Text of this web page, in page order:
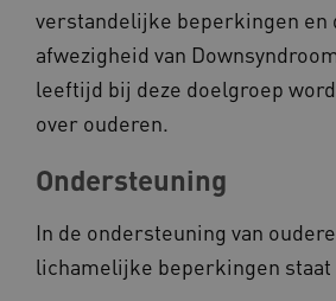
verstandelijke beperkingen en
afwezigheid van
leeftijd bij deze doelgroep
over ouderen.
Ondersteuning
In de ondersteuning van
lichamelijke beperkingen staat
__Secure-YNID
__Secure-
ROLLOUT_TOKEN
FPLC